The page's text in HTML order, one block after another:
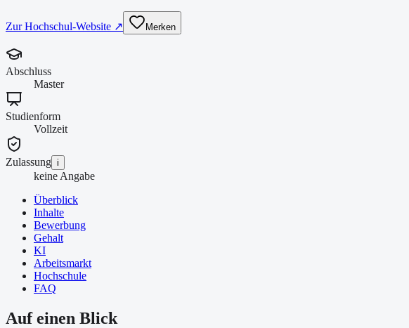
Zur Hochschul-Website ↗ Merken
Abschluss
Master
Studienform
Vollzeit
Zulassung i
keine Angabe
Überblick
Inhalte
Bewerbung
Gehalt
KI
Arbeitsmarkt
Hochschule
FAQ
Auf einen Blick